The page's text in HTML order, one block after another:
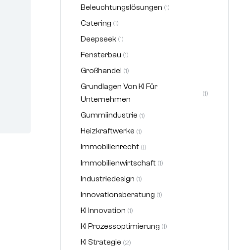
Beleuchtungslösungen (1)
Catering (1)
Deepseek (1)
Fensterbau (1)
Großhandel (1)
Grundlagen Von KI Für
Unternehmen
(1)
Gummiindustrie (1)
Heizkraftwerke (1)
Immobilienrecht (1)
Immobilienwirtschaft (1)
Industriedesign (1)
Innovationsberatung (1)
KI Innovation (1)
KI Prozessoptimierung (1)
KI Strategie (2)